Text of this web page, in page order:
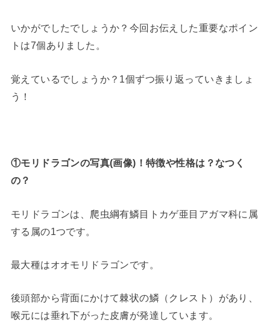
いかがでしたでしょうか？今回お伝えした重要なポイン
トは7個ありました。
覚えているでしょうか？1個ずつ振り返っていきましょ
う！
①モリドラゴンの写真(画像)！特徴や性格は？なつく
の？
モリドラゴンは、爬虫綱有鱗目トカゲ亜目アガマ科に属
する属の1つです。
最大種はオオモリドラゴンです。
後頭部から背面にかけて棘状の鱗（クレスト）があり、
喉元には垂れ下がった皮膚が発達しています。